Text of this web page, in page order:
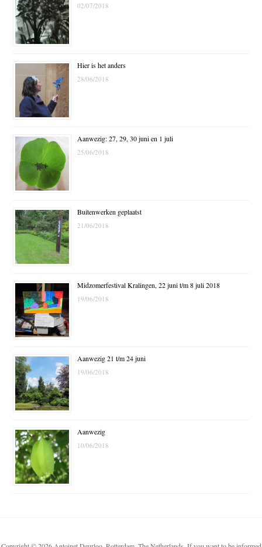
02/07/2018
Hier is het anders
28/06/2018
Aanwezig: 27, 29, 30 juni en 1 juli
25/06/2018
Buitenwerken geplaatst
21/06/2018
Midzomerfestival Kralingen, 22 juni t/m 8 juli 2018
19/06/2018
Aanwezig 21 t/m 24 juni
19/06/2018
Aanwezig
10/06/2018